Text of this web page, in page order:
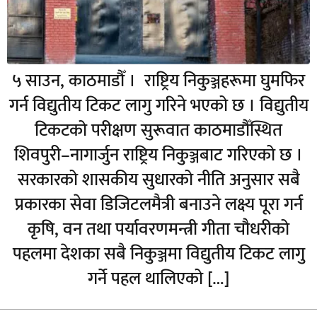
५ साउन, काठमाडौँ । राष्ट्रिय निकुञ्जहरूमा घुमफिर
गर्न विद्युतीय टिकट लागु गरिने भएको छ । विद्युतीय
टिकटको परीक्षण सुरूवात काठमाडौँस्थित
शिवपुरी–नागार्जुन राष्ट्रिय निकुञ्जबाट गरिएको छ ।
सरकारको शासकीय सुधारको नीति अनुसार सबै
प्रकारका सेवा डिजिटलमैत्री बनाउने लक्ष्य पूरा गर्न
कृषि, वन तथा पर्यावरणमन्त्री गीता चौधरीको
पहलमा देशका सबै निकुञ्जमा विद्युतीय टिकट लागु
गर्ने पहल थालिएको […]